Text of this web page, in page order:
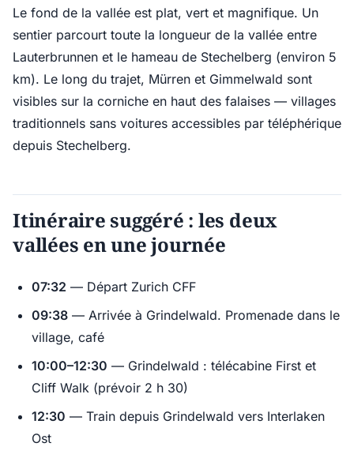
Le fond de la vallée est plat, vert et magnifique. Un
sentier parcourt toute la longueur de la vallée entre
Lauterbrunnen et le hameau de Stechelberg (environ 5
km). Le long du trajet, Mürren et Gimmelwald sont
visibles sur la corniche en haut des falaises — villages
traditionnels sans voitures accessibles par téléphérique
depuis Stechelberg.
Itinéraire suggéré : les deux
vallées en une journée
07:32 — Départ Zurich CFF
09:38 — Arrivée à Grindelwald. Promenade dans le
village, café
10:00–12:30 — Grindelwald : télécabine First et
Cliff Walk (prévoir 2 h 30)
12:30 — Train depuis Grindelwald vers Interlaken
Ost